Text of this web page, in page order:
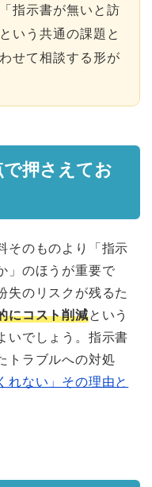
指示書が無いと訪
いう共通の課題と
せて相談する形が
押さえてお
そのものより「指示
」のほうが重要で
失のリスクが残るた
にコスト削減という
いでしょう。指示書
トラブルへの対処
れない」その理由と